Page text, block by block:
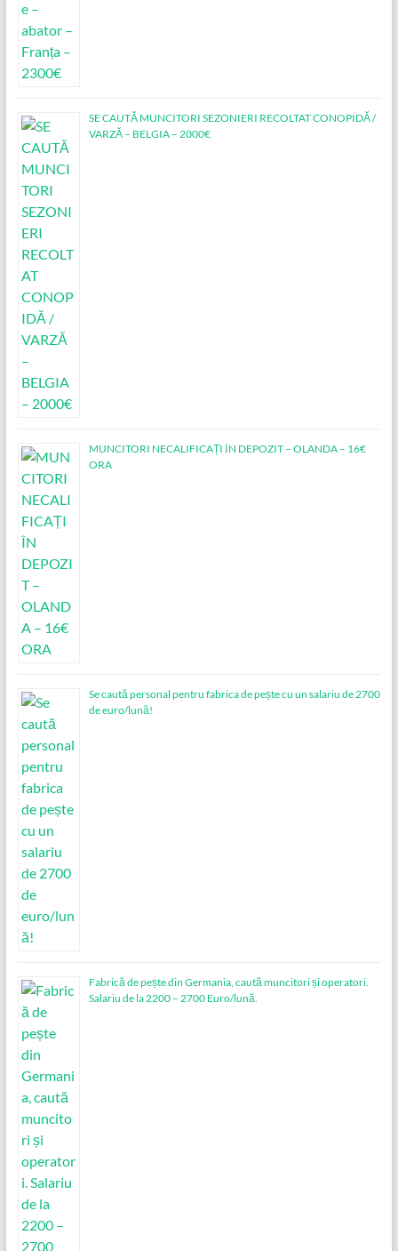
SE CAUTĂ MUNCITORI SEZONIERI RECOLTAT CONOPIDĂ /
VARZĂ – BELGIA – 2000€
MUNCITORI NECALIFICAȚI ÎN DEPOZIT – OLANDA – 16€
ORA
Se caută personal pentru fabrica de pește cu un salariu de 2700
de euro/lună!
Fabrică de pește din Germania, caută muncitori și operatori.
Salariu de la 2200 – 2700 Euro/lună.